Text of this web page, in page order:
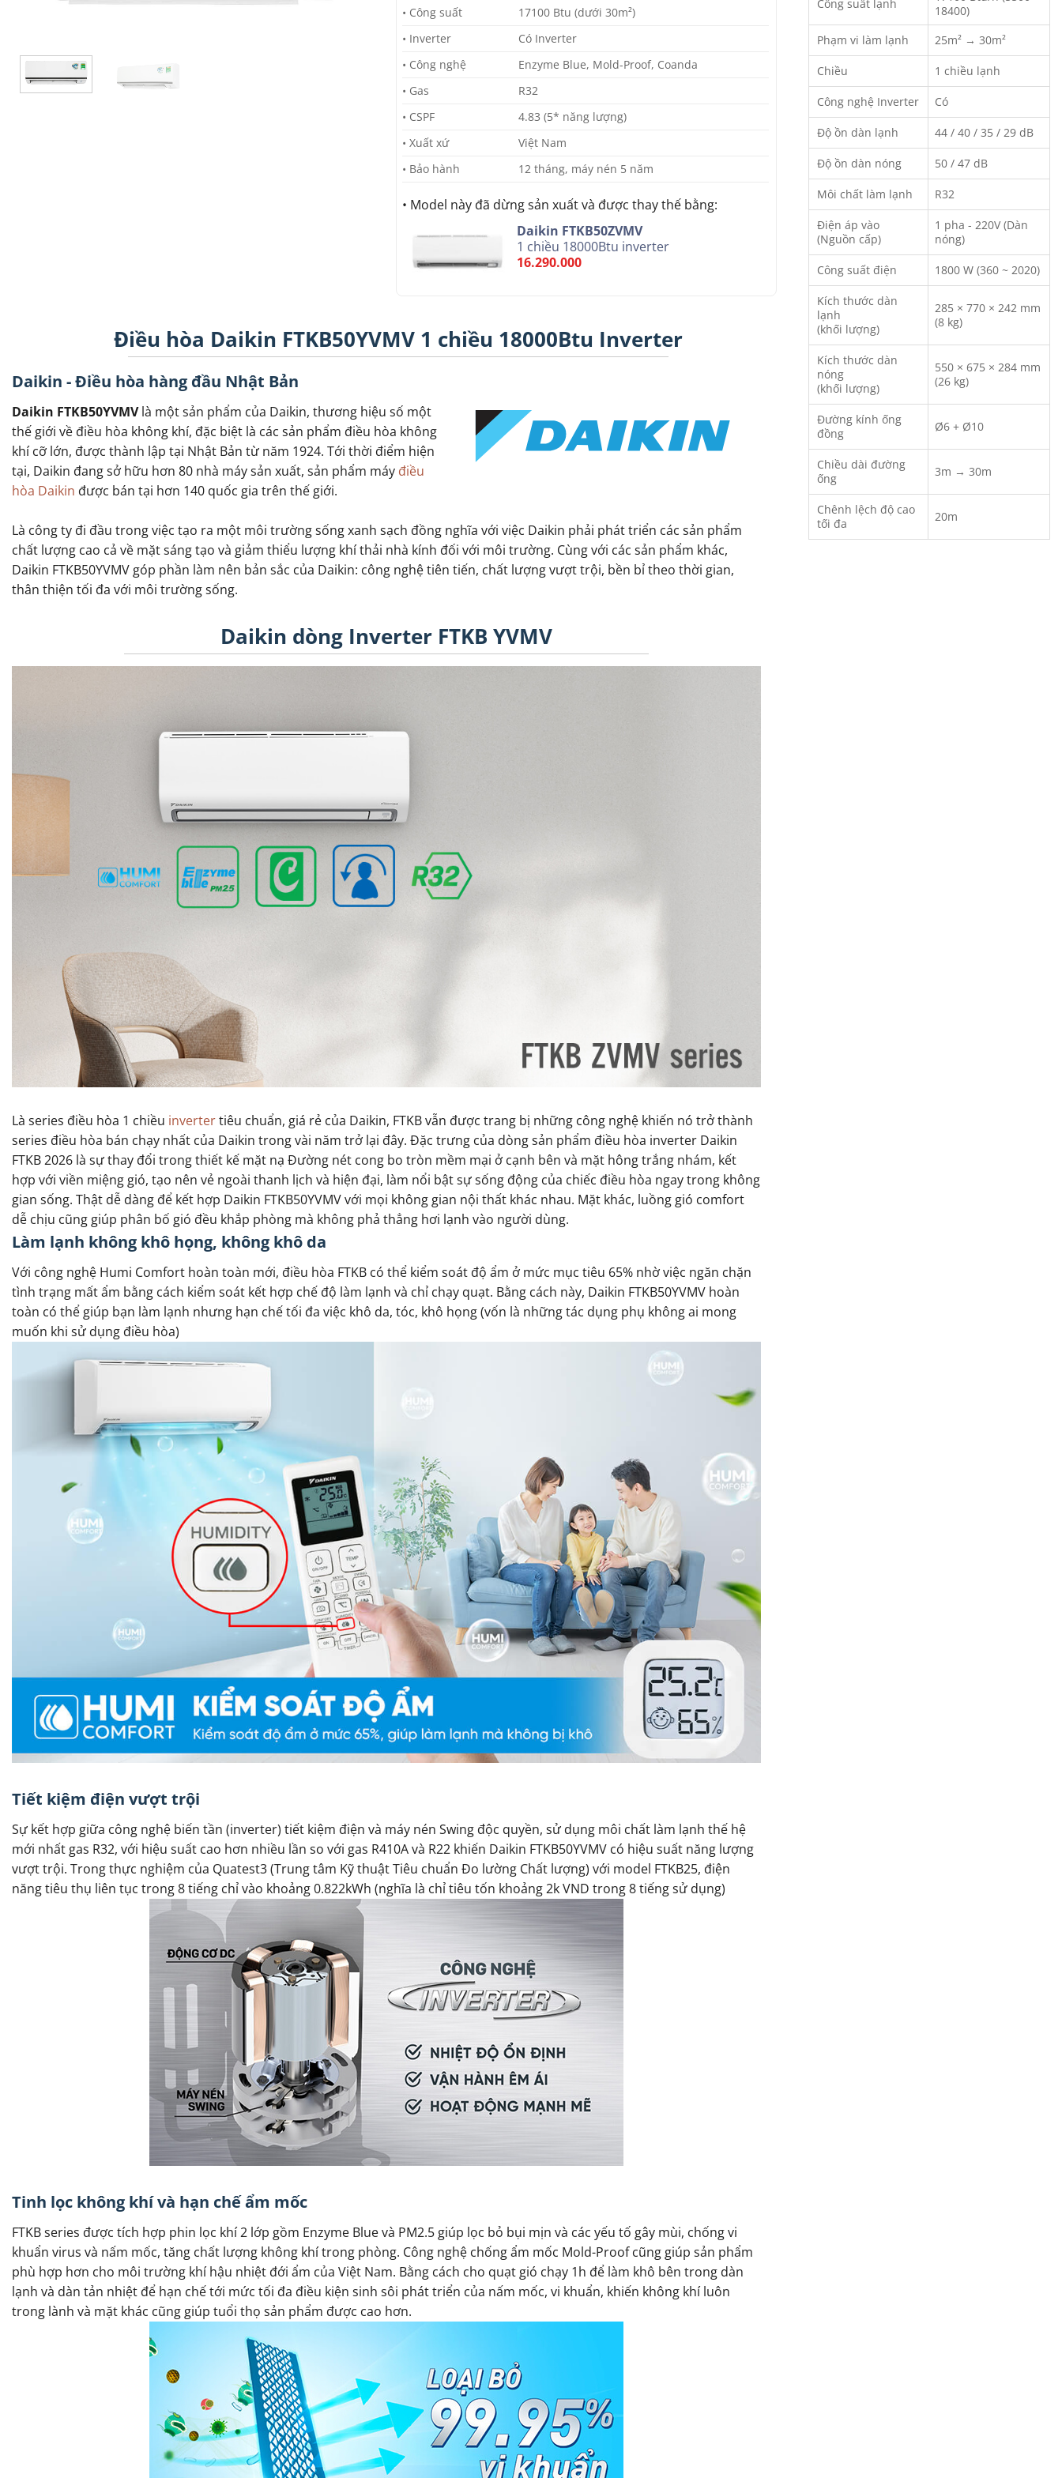
• Công suất
17100 Btu (dưới 30m²)
• Inverter
Có Inverter
• Công nghệ
Enzyme Blue, Mold-Proof, Coanda
• Gas
R32
• CSPF
4.83 (5* năng lượng)
• Xuất xứ
Việt Nam
• Bảo hành
12 tháng, máy nén 5 năm
• Model này đã dừng sản xuất và được thay thế bằng:
Daikin FTKB50ZVMV
1 chiều 18000Btu inverter
16.290.000
Điều hòa Daikin FTKB50YVMV 1 chiều 18000Btu Inverter
Daikin - Điều hòa hàng đầu Nhật Bản
Daikin FTKB50YVMVlà một sản phẩm của Daikin, thương hiệu số một
thế giới về điều hòa không khí, đặc biệt là các sản phẩm điều hòa không
khí cỡ lớn, được thành lập tại Nhật Bản từ năm 1924. Tới thời điểm hiện
tại, Daikin đang sở hữu hơn 80 nhà máy sản xuất, sản phẩm máy điều
hòa Daikin được bán tại hơn 140 quốc gia trên thế giới.
Là công ty đi đầu trong việc tạo ra một môi trường sống xanh sạch đồng nghĩa với việc Daikin phải phát triển các sản phẩm
chất lượng cao cả về mặt sáng tạo và giảm thiểu lượng khí thải nhà kính đối với môi trường. Cùng với các sản phẩm khác,
Daikin FTKB50YVMV góp phần làm nên bản sắc của Daikin: công nghệ tiên tiến, chất lượng vượt trội, bền bỉ theo thời gian,
thân thiện tối đa với môi trường sống.
Daikin dòng Inverter FTKB YVMV
Là series điều hòa 1 chiều invertertiêu chuẩn, giá rẻ của Daikin, FTKB vẫn được trang bị những công nghệ khiến nó trở thành
series điều hòa bán chạy nhất của Daikin trong vài năm trở lại đây. Đặc trưng của dòng sản phẩm điều hòa inverter Daikin
FTKB 2026 là sự thay đổi trong thiết kế mặt nạ Đường nét cong bo tròn mềm mại ở cạnh bên và mặt hông trắng nhám, kết
hợp với viền miệng gió, tạo nên vẻ ngoài thanh lịch và hiện đại, làm nổi bật sự sống động của chiếc điều hòa ngay trong không
gian sống. Thật dễ dàng để kết hợp Daikin FTKB50YVMV với mọi không gian nội thất khác nhau. Mặt khác, luồng gió comfort
dễ chịu cũng giúp phân bố gió đều khắp phòng mà không phả thẳng hơi lạnh vào người dùng.
Làm lạnh không khô họng, không khô da
Với công nghệ Humi Comfort hoàn toàn mới, điều hòa FTKB có thể kiểm soát độ ẩm ở mức mục tiêu 65% nhờ việc ngăn chặn
tình trạng mất ẩm bằng cách kiểm soát kết hợp chế độ làm lạnh và chỉ chạy quạt. Bằng cách này, Daikin FTKB50YVMV hoàn
toàn có thể giúp bạn làm lạnh nhưng hạn chế tối đa việc khô da, tóc, khô họng (vốn là những tác dụng phụ không ai mong
muốn khi sử dụng điều hòa)
Tiết kiệm điện vượt trội
Sự kết hợp giữa công nghệ biến tần (inverter) tiết kiệm điện và máy nén Swing độc quyền, sử dụng môi chất làm lạnh thế hệ
mới nhất gas R32, với hiệu suất cao hơn nhiều lần so với gas R410A và R22 khiến Daikin FTKB50YVMV có hiệu suất năng lượng
vượt trội. Trong thực nghiệm của Quatest3 (Trung tâm Kỹ thuật Tiêu chuẩn Đo lường Chất lượng) với model FTKB25, điện
năng tiêu thụ liên tục trong 8 tiếng chỉ vào khoảng 0.822kWh (nghĩa là chỉ tiêu tốn khoảng 2k VND trong 8 tiếng sử dụng)
Tinh lọc không khí và hạn chế ẩm mốc
FTKB series được tích hợp phin lọc khí 2 lớp gồm Enzyme Blue và PM2.5 giúp lọc bỏ bụi mịn và các yếu tố gây mùi, chống vi
khuẩn virus và nấm mốc, tăng chất lượng không khí trong phòng. Công nghệ chống ẩm mốc Mold-Proof cũng giúp sản phẩm
phù hợp hơn cho môi trường khí hậu nhiệt đới ẩm của Việt Nam. Bằng cách cho quạt gió chạy 1h để làm khô bên trong dàn
lạnh và dàn tản nhiệt để hạn chế tới mức tối đa điều kiện sinh sôi phát triển của nấm mốc, vi khuẩn, khiến không khí luôn
trong lành và mặt khác cũng giúp tuổi thọ sản phẩm được cao hơn.
Công suất lạnh
18400)
Phạm vi làm lạnh
25m² → 30m²
Chiều 1 chiều lạnh
Công nghệ Inverter Có
Độ ồn dàn lạnh 44 / 40 / 35 / 29 dB
Độ ồn dàn nóng 50 / 47 dB
Môi chất làm lạnh R32
Điện áp vào
(Nguồn cấp)
1 pha - 220V (Dàn
nóng)
Công suất điện 1800 W (360 ~ 2020)
Kích thước dàn
lạnh
(khối lượng)
285 × 770 × 242 mm
(8 kg)
Kích thước dàn
nóng
(khối lượng)
550 × 675 × 284 mm
(26 kg)
Đường kính ống
đồng
Ø6 + Ø10
Chiều dài đường
ống
3m → 30m
Chênh lệch độ cao
tối đa
20m